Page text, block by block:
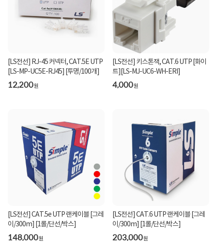
[LS전선] RJ-45 커넥터, CAT.5E UTP
[LS-MP-UC5E-RJ45] [투명/100개]
12,200원
[LS전선] 키스톤잭, CAT.6 UTP [화이
트][LS-MJ-UC6-WH-ERI]
4,000원
[LS전선] CAT.5e UTP 랜케이블 [그레
이/300m] [1롤/단선/박스]
148,000원
[LS전선] CAT.6 UTP 랜케이블 [그레
이/300m] [1롤/단선/박스]
203,000원